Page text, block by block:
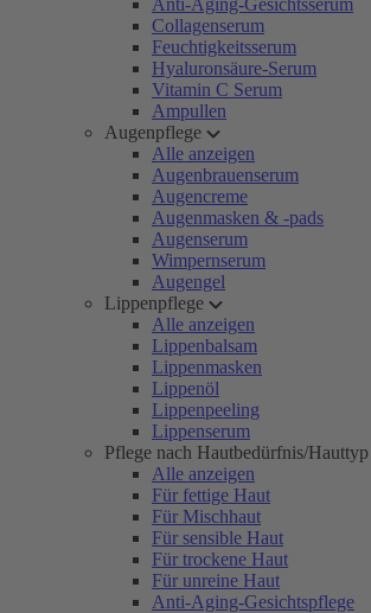
Anti-Aging-Gesichtsserum
Collagenserum
Feuchtigkeitsserum
Hyaluronsäure-Serum
Vitamin C Serum
Ampullen
Augenpflege
Alle anzeigen
Augenbrauenserum
Augencreme
Augenmasken & -pads
Augenserum
Wimpernserum
Augengel
Lippenpflege
Alle anzeigen
Lippenbalsam
Lippenmasken
Lippenöl
Lippenpeeling
Lippenserum
Pflege nach Hautbedürfnis/Hauttyp
Alle anzeigen
Für fettige Haut
Für Mischhaut
Für sensible Haut
Für trockene Haut
Für unreine Haut
Anti-Aging-Gesichtspflege